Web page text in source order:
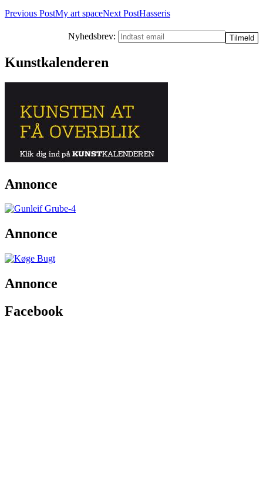
Post
Previous PostMy art spaceNext PostHasseris
Nyhedsbrev:
Kunstkalenderen
Annonce
Annonce
Annonce
Facebook